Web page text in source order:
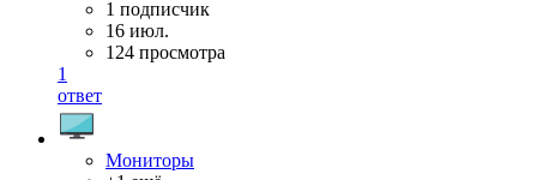
1 подписчик
16 июл.
124 просмотра
1
ответ
Мониторы